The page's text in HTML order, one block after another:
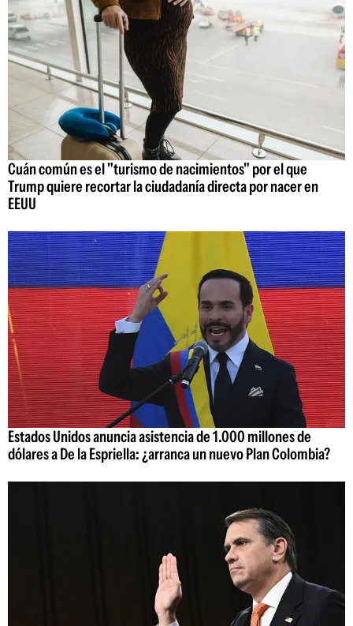
Cuán común es el "turismo de nacimientos" por el que
Trump quiere recortar la ciudadanía directa por nacer en
EEUU
Estados Unidos anuncia asistencia de 1.000 millones de
dólares a De la Espriella: ¿arranca un nuevo Plan Colombia?